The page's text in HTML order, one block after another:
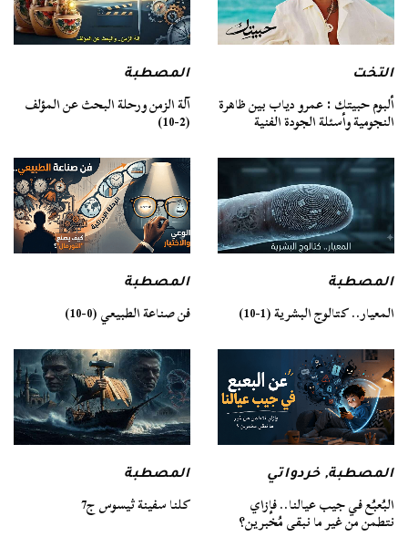
التخت
ألبوم حبيتك : عمرو دياب بين ظاهرة
النجومية وأسئلة الجودة الفنية
المصطبة
آلة الزمن ورحلة البحث عن المؤلف
(2-10)
المصطبة
المعيار.. كتالوج البشرية (1-10)
المصطبة
فن صناعة الطبيعي (0-10)
المصطبة,خردواتي
البُعبُع في جيب عيالنا.. فإزاي
نتطمن من غير ما نبقى مُخبرين؟
المصطبة
كلنا سفينة ثيسوس ج7